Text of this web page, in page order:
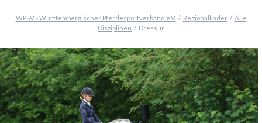
WPSV - Württembergischer Pferdesportverband e.V. Regionalkader
Alle
Disziplinen
Dressur